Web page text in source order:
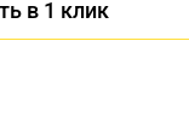
в 1 клик